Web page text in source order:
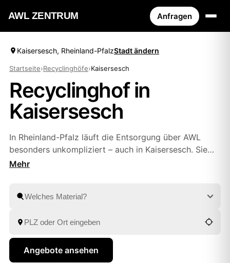
AWL ZENTRUM Anfragen
Kaisersesch, Rheinland-PfalzStadt ändern
Startseite›Recyclinghöfe›Kaisersesch
Recyclinghof in
Kaisersesch
In Rheinland-Pfalz läuft die Entsorgung über AWL
besonders unkompliziert – auch in Kaisersesch. Sie
wählen, ob Sie den passenden Wertstoffhof in Ihrer
Ulmenund Mayenmachen Ihnen dafür Festpreis-
praktischste Art, Ihren nächsten Recyclinghof zu
finden.
Angebote ansehen